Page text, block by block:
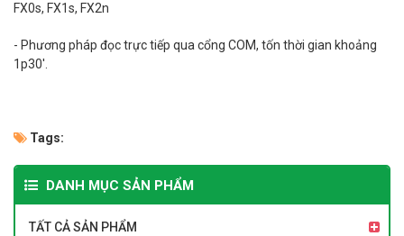
FX0s, FX1s, FX2n
- Phương pháp đọc trực tiếp qua cổng COM, tốn thời gian khoảng
1p30'.
Tags:
DANH MỤC SẢN PHẨM
TẤT CẢ SẢN PHẨM